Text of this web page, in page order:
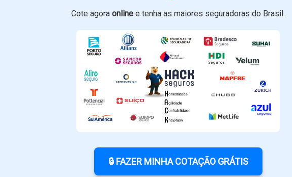
Cote agora online e tenha as maiores seguradoras do Brasil.
🔒 FAZER MINHA COTAÇÃO GRÁTIS